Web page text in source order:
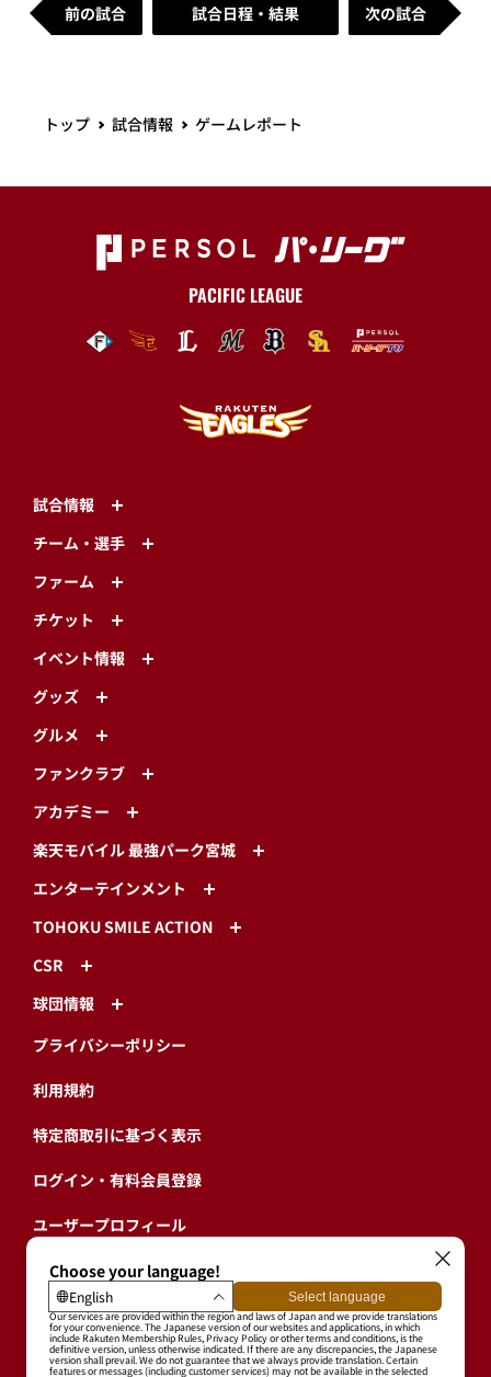
前の試合 試合日程・結果 次の試合
トップ 試合情報 ゲームレポート
PACIFIC LEAGUE
試合情報
チーム・選手
ファーム
チケット
イベント情報
グッズ
グルメ
ファンクラブ
アカデミー
楽天モバイル 最強パーク宮城
エンターテインメント
TOHOKU SMILE ACTION
CSR
球団情報
プライバシーポリシー
利用規約
特定商取引に基づく表示
ログイン・有料会員登録
ユーザープロフィール
会員情報引継ぎ
退会